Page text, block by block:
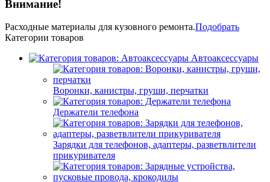
Внимание!
Расходные материалы для кузовного ремонта.Подобрать
Категории товаров
Автоаксессуары
Воронки, канистры, груши, перчатки
Держатели телефона
Зарядки для телефонов, адаптеры, разветвлители
прикуривателя